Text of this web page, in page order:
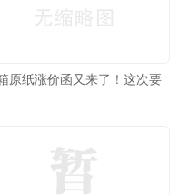
原纸涨价函又来了！这次要